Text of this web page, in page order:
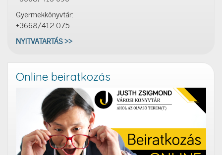
Gyermekkönyvtár:
+3668/412-075
NYITVATARTÁS >>
Online beiratkozás